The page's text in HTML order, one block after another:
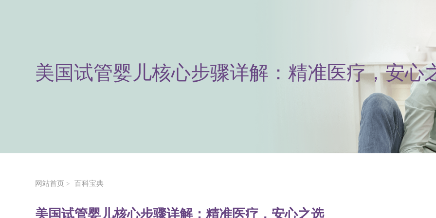
美国试管婴儿核心步骤详解：精准医疗，安心
网站首页 > 百科宝典
美国试管婴儿核心步骤详解：精准医疗，安心之选